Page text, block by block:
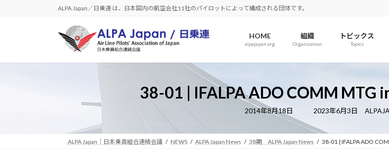
へ
ョ
ALPA Japan／日乗連 は、日本国内の航空会社11社のパイロットによって構成される団体です。
HOME
alpajapan.org
組織
Organization
トピックス
Topics
38-01 | IFALPA ADO COMM MTG
2014年8月18日
最
新
日
時
2023年6月3日
ALPA Japan｜日本乗員組合連絡会議 NEWS ALPA Japan News 38期 ALPA Japan News 38-01 | IFALPA ADO